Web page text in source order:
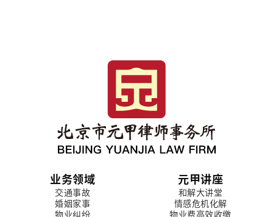
业务领域
交通事故
婚姻家事
物业纠纷
元甲讲座
和解大讲堂
情感危机化解
物业费高效收缴